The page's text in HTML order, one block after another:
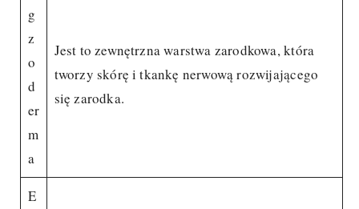
g
z
o
d
er
m
a
Jest to zewnętrzna warstwa zarodkowa, która
tworzy skórę i tkankę nerwową rozwijającego
się zarodka.
E